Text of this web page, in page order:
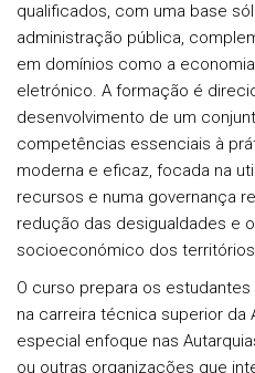
qualificados, com uma base
administração pública,
em domínios como a
eletrónico. A formação é
desenvolvimento de um
competências essenciais à
moderna e eficaz, focada na
recursos e numa governança
redução das desigualdades e
socioeconómico dos
O curso prepara os
na carreira técnica superior da
especial enfoque nas
ou outras organizações que